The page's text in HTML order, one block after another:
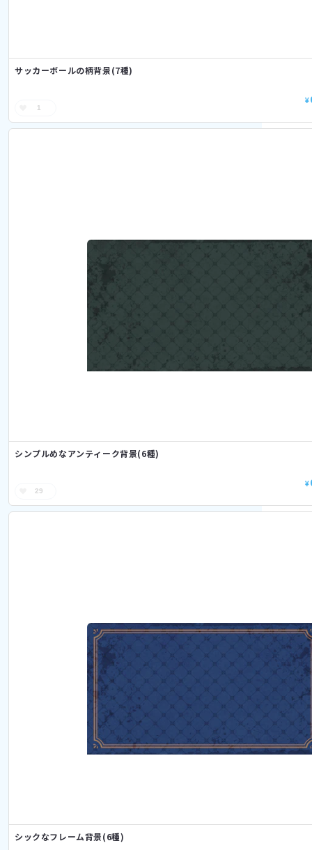
サッカーボールの柄背景(7種)
1
¥
シンプルめなアンティーク背景(6種)
29
¥
シックなフレーム背景(6種)